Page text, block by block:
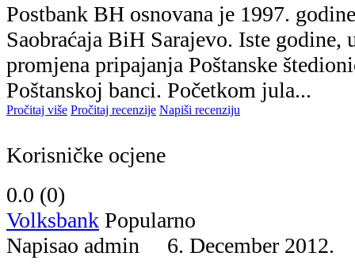
Postbank BH osnovana je 1997.
Saobraćaja BiH Sarajevo. Iste godine,
promjena pripajanja Poštanske
Poštanskoj banci. Početkom jula...
Pročitaj više Pročitaj recenzije Napiši recenziju
Korisničke ocjene
0.0 (0)
Volksbank Popularno
Napisao admin 6. December